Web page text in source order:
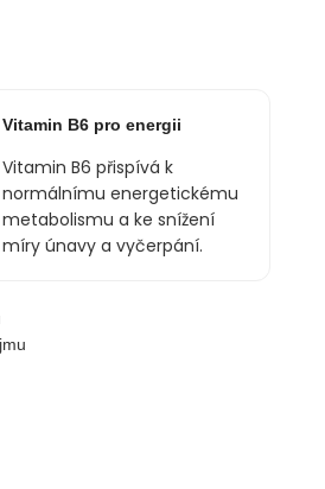
Vitamin B6 pro energii
Vitamin B6 přispívá k
normálnímu energetickému
metabolismu a ke snížení
míry únavy a vyčerpání.